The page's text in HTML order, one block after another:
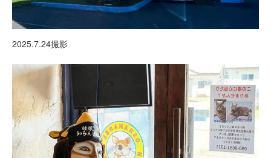
2025.7.24撮影